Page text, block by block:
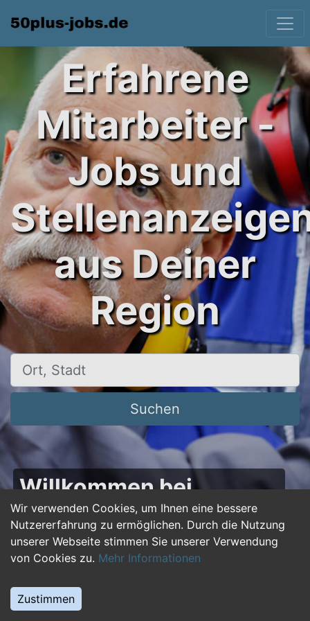
Wir verwenden Cookies, um Ihnen eine bessere
Nutzererfahrung zu ermöglichen. Durch die Nutzung
unserer Webseite stimmen Sie unserer Verwendung
von Cookies zu. Mehr Informationen
Zustimmen
Erfahrene
Mitarbeiter -
Jobs und
aus Deiner
Region
Ort, Stadt
Suchen
Willkommen bei
50plus-jobs.de – Dein
Portal für Jobs ab 50!
Du bist über 50 und suchst nach einer neuen
beruflichen Herausforderung oder einem
Jobwechsel? Auf